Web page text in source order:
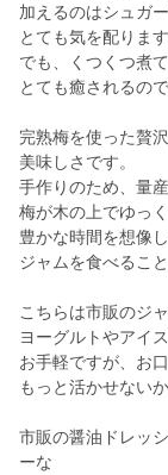
加えるのはシュガ
とても気を配ります
でも、くつくつ煮
とても癒されるので
完熟梅を使った贅
美味しさです。
手作りのため、量
梅が木の上でゆっ
豊かな時間を想像
ジャムを食べるこ
こちらは市販のジ
ヨーグルトやアイ
お手軽ですが、お
もっと活かせない
市販の醤油ドレッ
ーな